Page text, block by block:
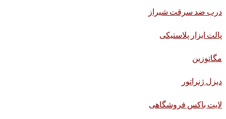
درب ضد سرقت شیراز
پالت ابزار پلاستیکی
مگاتوزین
دیزل ژنراتور
لایت باکس فروشگاهی